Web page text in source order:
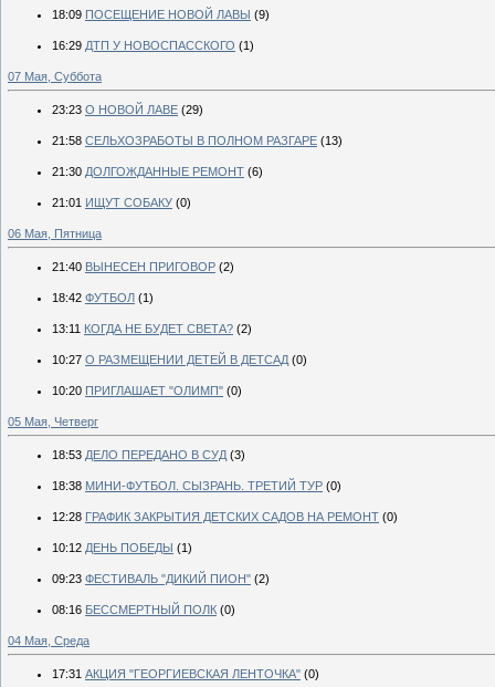
18:09 ПОСЕЩЕНИЕ НОВОЙ ЛАВЫ (9)
16:29 ДТП У НОВОСПАССКОГО (1)
07 Мая, Суббота
23:23 О НОВОЙ ЛАВЕ (29)
21:58 СЕЛЬХОЗРАБОТЫ В ПОЛНОМ РАЗГАРЕ (13)
21:30 ДОЛГОЖДАННЫЕ РЕМОНТ (6)
21:01 ИЩУТ СОБАКУ (0)
06 Мая, Пятница
21:40 ВЫНЕСЕН ПРИГОВОР (2)
18:42 ФУТБОЛ (1)
13:11 КОГДА НЕ БУДЕТ СВЕТА? (2)
10:27 О РАЗМЕЩЕНИИ ДЕТЕЙ В ДЕТСАД (0)
10:20 ПРИГЛАШАЕТ "ОЛИМП" (0)
05 Мая, Четверг
18:53 ДЕЛО ПЕРЕДАНО В СУД (3)
18:38 МИНИ-ФУТБОЛ. СЫЗРАНЬ. ТРЕТИЙ ТУР (0)
12:28 ГРАФИК ЗАКРЫТИЯ ДЕТСКИХ САДОВ НА РЕМОНТ (0)
10:12 ДЕНЬ ПОБЕДЫ (1)
09:23 ФЕСТИВАЛЬ "ДИКИЙ ПИОН" (2)
08:16 БЕССМЕРТНЫЙ ПОЛК (0)
04 Мая, Среда
17:31 АКЦИЯ "ГЕОРГИЕВСКАЯ ЛЕНТОЧКА" (0)